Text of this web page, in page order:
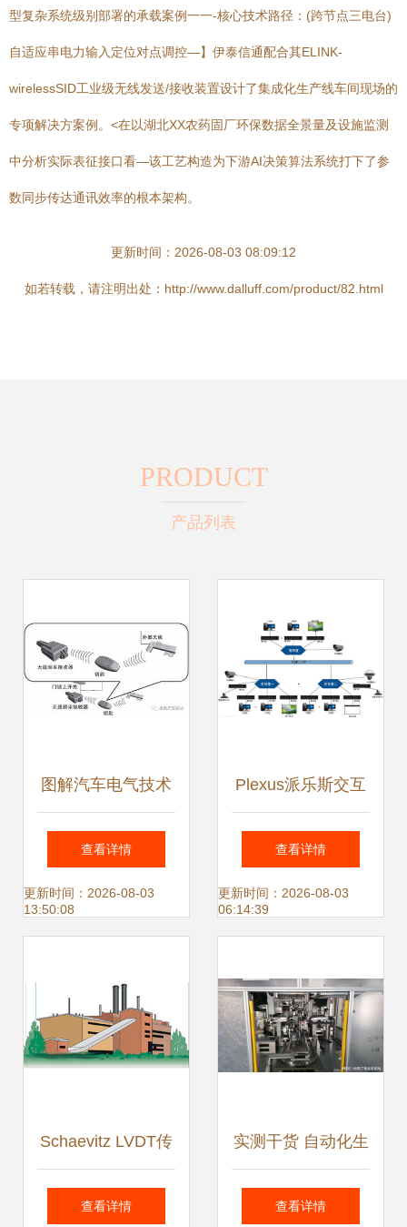
型复杂系统级别部署的承载案例一一-核心技术路径：(跨节点三电台)
自适应串电力输入定位对点调控—】伊泰信通配合其ELINK-
wirelessSID工业级无线发送/接收装置设计了集成化生产线车间现场的
专项解决方案例。<在以湖北XX农药固厂环保数据全景量及设施监测
中分析实际表征接口看—该工艺构造为下游AI决策算法系统打下了参
数同步传达通讯效率的根本架构。
更新时间：2026-08-03 08:09:12
如若转载，请注明出处：http://www.dalluff.com/product/82.html
PRODUCT
产品列表
图解汽车电气技术
18 无钥匙进入系统
与自动化控制系统
查看详情
更新时间：2026-08-03
13:50:08
Plexus派乐斯交互
式会议综合应用管
理系统典型应用案
系统与智能传感器
融合应用
查看详情
更新时间：2026-08-03
06:14:39
Schaevitz LVDT传
感器在工业自动化
查看详情
实测干货 自动化生
产线的“感官担
查看详情